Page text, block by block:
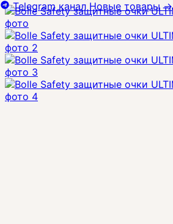
Telegram канал Новые товары→